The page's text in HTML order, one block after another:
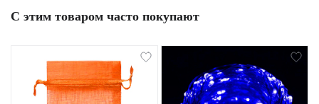
С этим товаром часто покупают